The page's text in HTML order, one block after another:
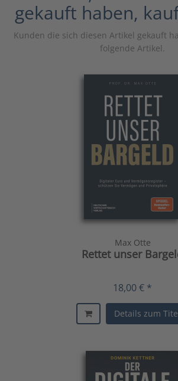
gekauft haben,
Kunden die sich diesen Artikel gekauft
folgende Artikel.
Max Otte
Rettet unser
18,00 € *
Details zum